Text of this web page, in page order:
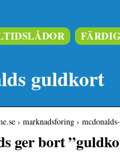
guldkort
› marknadsforing ›
ger bort